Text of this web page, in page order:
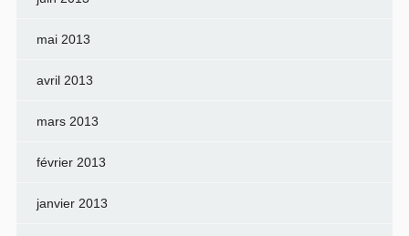
mai 2013
avril 2013
mars 2013
février 2013
janvier 2013